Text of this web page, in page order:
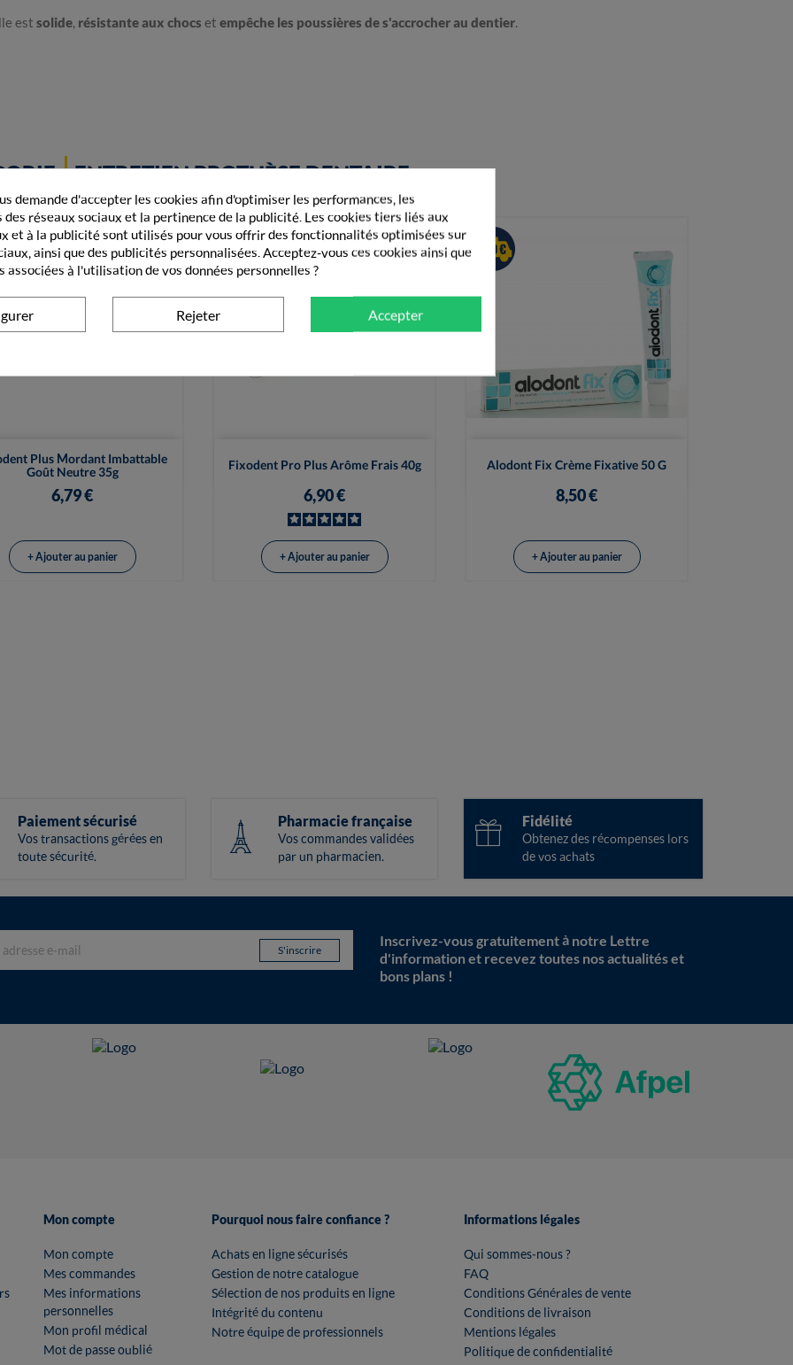
est solide, résistante aux chocs et empêche les poussières de s'accrocher au dentier.
ENTRETIEN PROTHÈSE DENTAIRE
Plus Mordant Imbattable
Goût Neutre 35g
6,79 €
Vue rapide
+ Ajouter au panier
Fixodent Pro Plus Arôme Frais 40g
6,90 €
 Vue rapide
+ Ajouter au panier
Alodont Fix Crème Fixative 50 G
8,50 €
 Vue rapide
+ Ajouter au panier
Paiement sécurisé
Vos transactions gérées en
toute sécurité.
Pharmacie française
Vos commandes validées
par un pharmacien.
Fidélité
Obtenez des récompenses lors
de vos achats
Inscrivez-vous gratuitement à notre Lettre
d'information et recevez toutes nos actualités et
bons plans !
Mon compte
Mon compte
Mes commandes
Mes informations
personnelles
Mon profil médical
Mot de passe oublié
Pourquoi nous faire confiance ?
Achats en ligne sécurisés
Gestion de notre catalogue
Sélection de nos produits en ligne
Intégrité du contenu
Notre équipe de professionnels
Informations légales
Qui sommes-nous ?
FAQ
Conditions Générales de vente
Conditions de livraison
Mentions légales
Politique de confidentialité
demande d'accepter les cookies afin d'optimiser les performances, les
réseaux sociaux et la pertinence de la publicité. Les cookies tiers liés aux
et à la publicité sont utilisés pour vous offrir des fonctionnalités optimisées sur
ainsi que des publicités personnalisées. Acceptez-vous ces cookies ainsi que
associées à l'utilisation de vos données personnelles ?
Rejeter Accepter